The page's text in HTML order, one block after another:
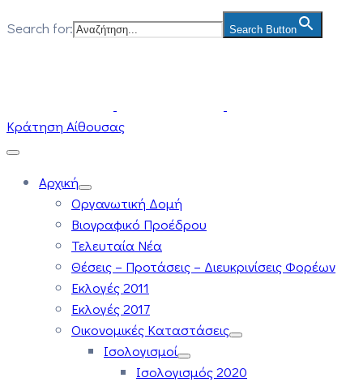
Search for: Search Button
Κράτηση Αίθουσας
Αρχική
Οργανωτική Δομή
Βιογραφικό Προέδρου
Τελευταία Νέα
Θέσεις – Προτάσεις – Διευκρινίσεις Φορέων
Εκλογές 2011
Εκλογές 2017
Οικονομικές Καταστάσεις
Ισολογισμοί
Ισολογισμός 2020